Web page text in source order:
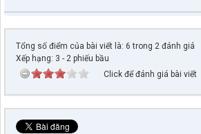
Tổng số điểm của bài viết là: 6 trong 2 đánh giá
Xếp hạng: 3 - 2 phiếu bầu
Click để đánh giá bài viết